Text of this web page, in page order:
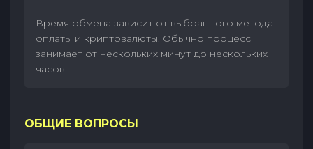
Время обмена зависит от выбранного метода
оплаты и криптовалюты. Обычно процесс
занимает от нескольких минут до нескольких
часов.
ОБЩИЕ ВОПРОСЫ